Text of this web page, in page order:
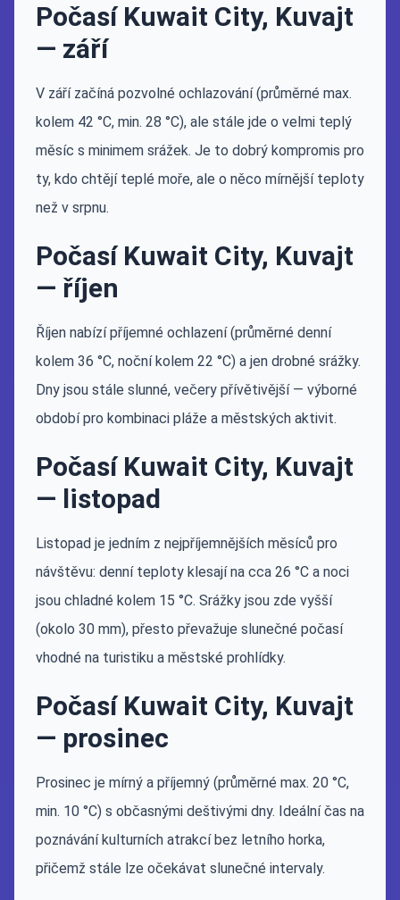
Počasí Kuwait City, Kuvajt
— září
V září začíná pozvolné ochlazování (průměrné max.
kolem 42 °C, min. 28 °C), ale stále jde o velmi teplý
měsíc s minimem srážek. Je to dobrý kompromis pro
ty, kdo chtějí teplé moře, ale o něco mírnější teploty
než v srpnu.
Počasí Kuwait City, Kuvajt
— říjen
Říjen nabízí příjemné ochlazení (průměrné denní
kolem 36 °C, noční kolem 22 °C) a jen drobné srážky.
Dny jsou stále slunné, večery přívětivější — výborné
období pro kombinaci pláže a městských aktivit.
Počasí Kuwait City, Kuvajt
— listopad
Listopad je jedním z nejpříjemnějších měsíců pro
návštěvu: denní teploty klesají na cca 26 °C a noci
jsou chladné kolem 15 °C. Srážky jsou zde vyšší
(okolo 30 mm), přesto převažuje slunečné počasí
vhodné na turistiku a městské prohlídky.
Počasí Kuwait City, Kuvajt
— prosinec
Prosinec je mírný a příjemný (průměrné max. 20 °C,
min. 10 °C) s občasnými deštivými dny. Ideální čas na
poznávání kulturních atrakcí bez letního horka,
přičemž stále lze očekávat slunečné intervaly.